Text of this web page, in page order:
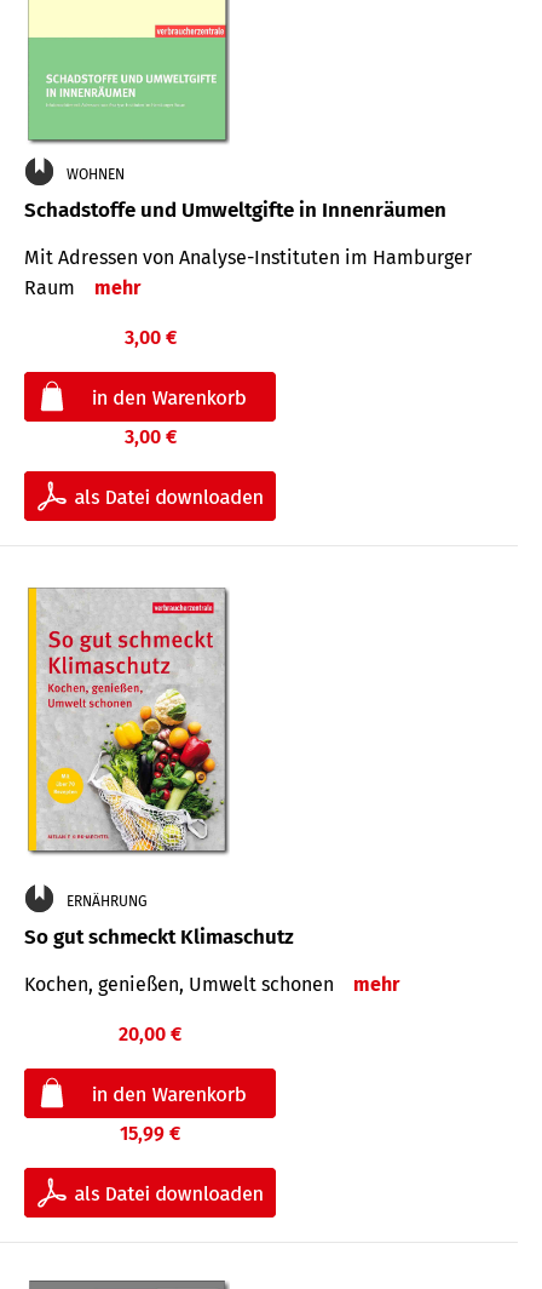
WOHNEN
Schadstoffe und Umweltgifte in Innenräumen
Mit Adressen von Analyse-Insti­tuten im Hamburger
Raum
mehr
3,00 €
3,00 €
ERNÄHRUNG
So gut schmeckt Klimaschutz
Kochen, genießen, Umwelt schonen mehr
20,00 €
15,99 €